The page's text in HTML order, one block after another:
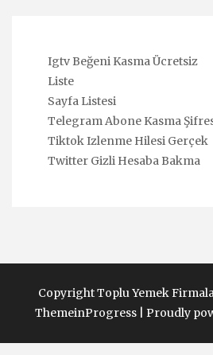
Igtv Beğeni Kasma Ücretsiz
Liste
Sayfa Listesi
Telegram Abone Kasma
Tiktok Izlenme Hilesi Gerçek
Twitter Gizli Hesaba Bakma
Copyright Toplu Yemek
ThemeinProgress| Proudly